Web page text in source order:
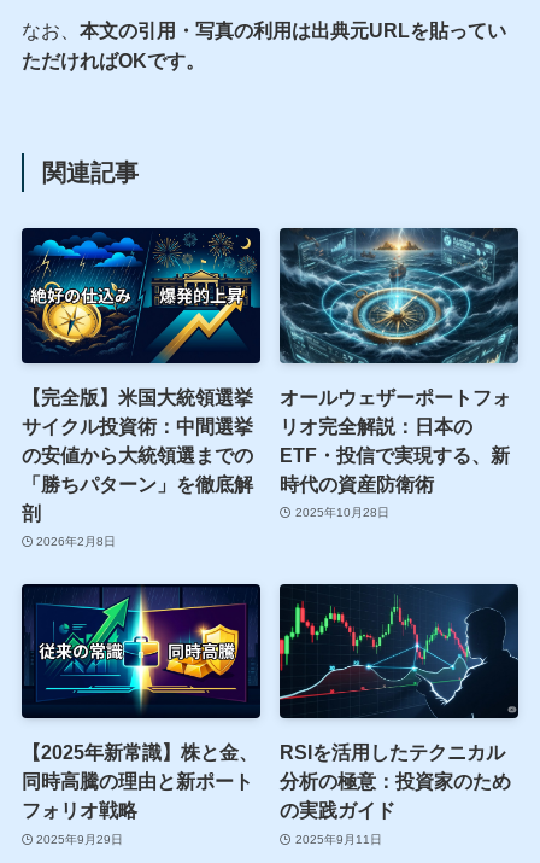
なお、 本文の引用・写真の利用は出典元URLを貼ってい
ただければOKです。
関連記事
【完全版】米国大統領選挙
サイクル投資術：中間選挙
の安値から大統領選までの
「勝ちパターン」を徹底解
剖
2026年2月8日
オールウェザーポートフォ
リオ完全解説：日本の
ETF・投信で実現する、新
時代の資産防衛術
2025年10月28日
【2025年新常識】株と金、
同時高騰の理由と新ポート
フォリオ戦略
2025年9月29日
RSIを活用したテクニカル
分析の極意：投資家のため
の実践ガイド
2025年9月11日